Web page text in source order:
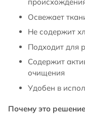
Освежает
Не содержит
Подходит для
Содержит
очищения
Удобен в
Почему это